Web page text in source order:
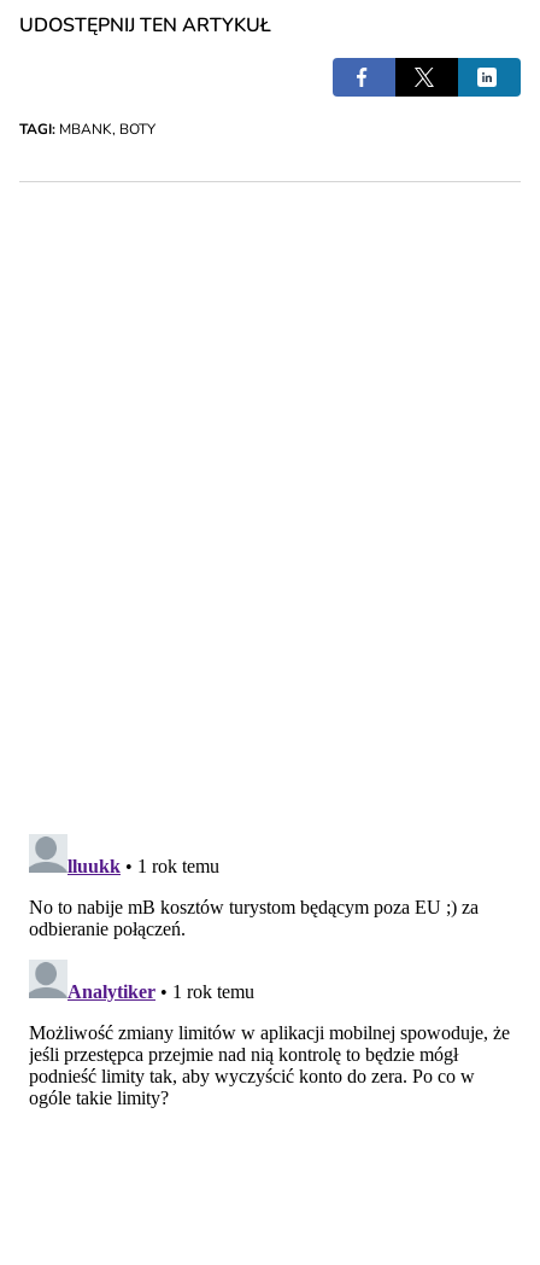
UDOSTĘPNIJ TEN ARTYKUŁ
TAGI: MBANK, BOTY